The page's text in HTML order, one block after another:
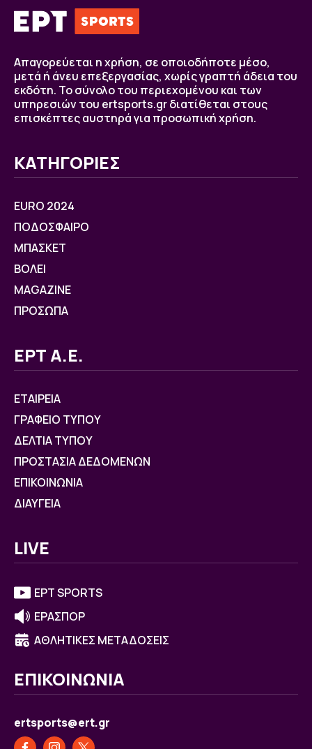
Απαγορεύεται η χρήση, σε οποιοδήποτε μέσο,
μετά ή άνευ επεξεργασίας, χωρίς γραπτή άδεια του
εκδότη. Το σύνολο του περιεχομένου και των
υπηρεσιών του ertsports.gr διατίθεται στους
επισκέπτες αυστηρά για προσωπική χρήση.
ΚΑΤΗΓΟΡΙΕΣ
EURO 2024
ΠΟΔΟΣΦΑΙΡΟ
ΜΠΑΣΚΕΤ
ΒOΛΕΙ
MAGAZINE
ΠΡΟΣΩΠΑ
ΕΡΤ Α.Ε.
ΕΤΑΙΡΕΙΑ
ΓΡΑΦΕΙΟ ΤΥΠΟΥ
ΔΕΛΤΙΑ ΤΥΠΟΥ
ΠΡΟΣΤΑΣΙΑ ΔΕΔΟΜΕΝΩΝ
ΕΠΙΚΟΙΝΩΝΙΑ
ΔΙΑΥΓΕΙΑ
LIVE
ΕΡΤ SPORTS
ΕΡΑΣΠΟΡ
ΑΘΛΗΤΙΚΕΣ ΜΕΤΑΔΟΣΕΙΣ
ΕΠΙΚΟΙΝΩΝΙΑ
ertsports@ert.gr